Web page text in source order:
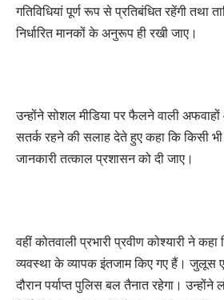
गतिविधियां पूर्ण रूप से प्रतिबंधित रहेंगी तथा
निर्धारित मानकों के अनुरूप ही रखी जाए।
उन्होंने सोशल मीडिया पर फैलने वाली
सतर्क रहने की सलाह देते हुए कहा कि किसी
जानकारी तत्काल प्रशासन को दी जाए।
वहीं कोतवाली प्रभारी प्रवीण कोश्यारी ने कहा
व्यवस्था के व्यापक इंतजाम किए गए हैं। जुलूस
दौरान पर्याप्त पुलिस बल तैनात रहेगा। उन्होंने